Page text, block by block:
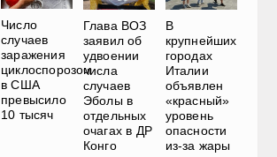
Число
случаев
заражения
циклоспорозом
в США
превысило
10 тысяч
Глава ВОЗ
заявил об
удвоении
числа
случаев
Эболы в
отдельных
очагах в ДР
Конго
В
крупнейших
городах
Италии
объявлен
«красный»
уровень
опасности
из-за жары